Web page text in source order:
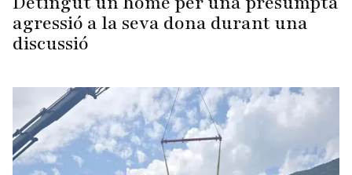
agressió a la seva dona durant una
discussió